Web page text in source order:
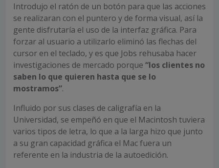
Introdujo el ratón de un botón para que las acciones
se realizaran con el puntero y de forma visual, así la
gente disfrutaría el uso de la interfaz gráfica. Para
forzar al usuario a utilizarlo eliminó las flechas del
cursor en el teclado, y es que Jobs rehusaba hacer
investigaciones de mercado porque “los clientes no
saben lo que quieren hasta que se lo
mostramos”.
Influido por sus clases de caligrafía en la
Universidad, se empeñó en que el Macintosh tuviera
varios tipos de letra, lo que a la larga hizo que junto
a su gran capacidad gráfica el Mac fuera un
referente en la industria de la autoedición.